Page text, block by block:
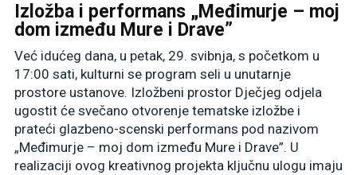
Izložba i performans „Međimurje – moj
dom između Mure i Drave”
Već idućeg dana, u petak, 29. svibnja, s početkom u
17:00 sati, kulturni se program seli u unutarnje
prostore ustanove. Izložbeni prostor Dječjeg odjela
ugostit će svečano otvorenje tematske izložbe i
prateći glazbeno-scenski performans pod nazivom
„Međimurje – moj dom između Mure i Drave”. U
realizaciji ovog kreativnog projekta ključnu ulogu imaju